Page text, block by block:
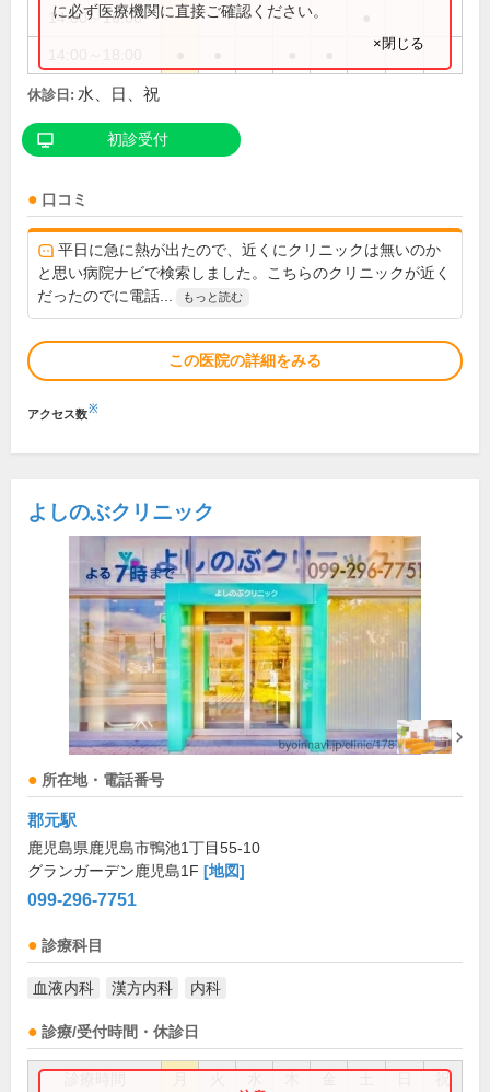
14:00～16:00
に必ず医療機関に直接ご確認ください。
×閉じる
休診日: 水、日、祝
初診受付
口コミ
平日に急に熱が出たので、近くにクリニックは無いのか
と思い病院ナビで検索しました。こちらのクリニックが近く
だったのでに電話...
もっと読む
この医院の詳細をみる
アクセス数※
よしのぶクリニック
所在地・電話番号
郡元駅
鹿児島県鹿児島市鴨池1丁目55-10
グランガーデン鹿児島1F [地図]
099-296-7751
診療科目
血液内科 漢方内科 内科
診療/受付時間・休診日
祝